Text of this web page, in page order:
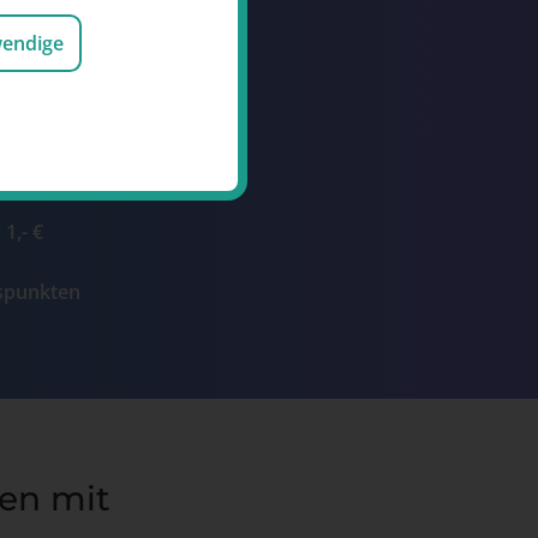
durch den
oder die
€
mit